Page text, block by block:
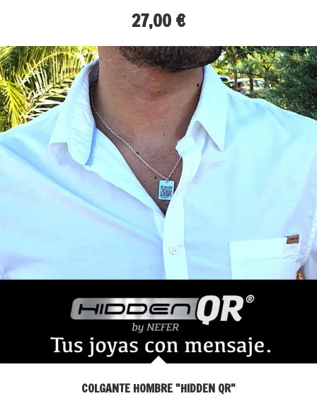
27,00 €
COLGANTE HOMBRE "HIDDEN QR"